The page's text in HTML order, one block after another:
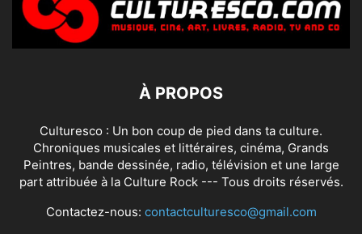
À PROPOS
Culturesco : Un bon coup de pied dans ta culture.
Chroniques musicales et littéraires, cinéma, Grands
Peintres, bande dessinée, radio, télévision et une large
part attribuée à la Culture Rock --- Tous droits réservés.
Contactez-nous: contactculturesco@gmail.com